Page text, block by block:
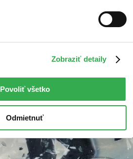
Zobraziť detaily
Povoliť všetko
Odmietnuť